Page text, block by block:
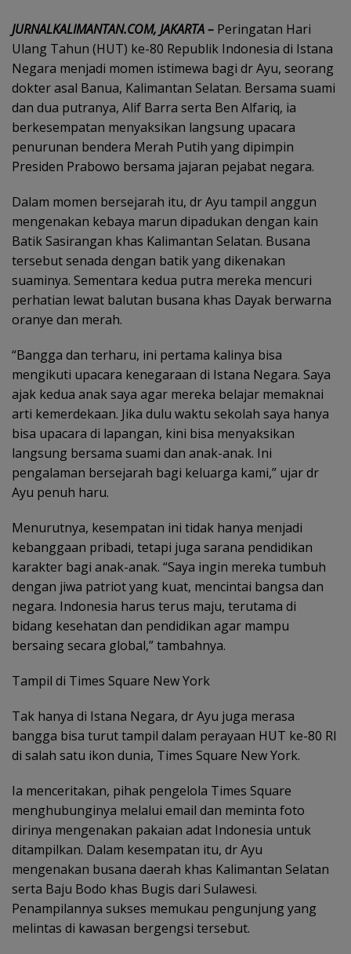
JURNALKALIMANTAN.COM, JAKARTA – Peringatan Hari
Ulang Tahun (HUT) ke-80 Republik Indonesia di Istana
Negara menjadi momen istimewa bagi dr Ayu, seorang
dokter asal Banua, Kalimantan Selatan. Bersama suami
dan dua putranya, Alif Barra serta Ben Alfariq, ia
berkesempatan menyaksikan langsung upacara
penurunan bendera Merah Putih yang dipimpin
Presiden Prabowo bersama jajaran pejabat negara.
Dalam momen bersejarah itu, dr Ayu tampil anggun
mengenakan kebaya marun dipadukan dengan kain
Batik Sasirangan khas Kalimantan Selatan. Busana
tersebut senada dengan batik yang dikenakan
suaminya. Sementara kedua putra mereka mencuri
perhatian lewat balutan busana khas Dayak berwarna
oranye dan merah.
“Bangga dan terharu, ini pertama kalinya bisa
mengikuti upacara kenegaraan di Istana Negara. Saya
ajak kedua anak saya agar mereka belajar memaknai
arti kemerdekaan. Jika dulu waktu sekolah saya hanya
bisa upacara di lapangan, kini bisa menyaksikan
langsung bersama suami dan anak-anak. Ini
pengalaman bersejarah bagi keluarga kami,” ujar dr
Ayu penuh haru.
Menurutnya, kesempatan ini tidak hanya menjadi
kebanggaan pribadi, tetapi juga sarana pendidikan
karakter bagi anak-anak. “Saya ingin mereka tumbuh
dengan jiwa patriot yang kuat, mencintai bangsa dan
negara. Indonesia harus terus maju, terutama di
bidang kesehatan dan pendidikan agar mampu
bersaing secara global,” tambahnya.
Tampil di Times Square New York
Tak hanya di Istana Negara, dr Ayu juga merasa
bangga bisa turut tampil dalam perayaan HUT ke-80 RI
di salah satu ikon dunia, Times Square New York.
Ia menceritakan, pihak pengelola Times Square
menghubunginya melalui email dan meminta foto
dirinya mengenakan pakaian adat Indonesia untuk
ditampilkan. Dalam kesempatan itu, dr Ayu
mengenakan busana daerah khas Kalimantan Selatan
serta Baju Bodo khas Bugis dari Sulawesi.
Penampilannya sukses memukau pengunjung yang
melintas di kawasan bergengsi tersebut.